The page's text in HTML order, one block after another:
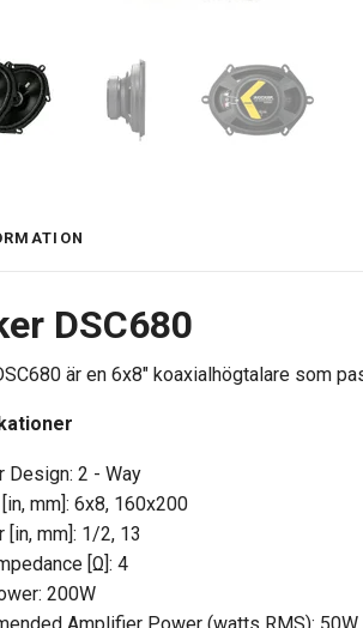
DSC680
är en 6x8" koaxialhögtalare som
Design: 2 - Way
mm]: 6x8, 160x200
[in, mm]: 1/2, 13
[Ω]: 4
200W